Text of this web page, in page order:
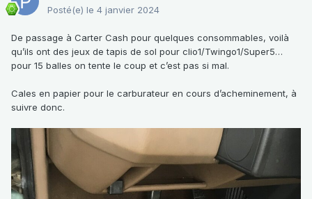
Posté(e) le 4 janvier 2024
De passage à Carter Cash pour quelques consommables, voilà
qu’ils ont des jeux de tapis de sol pour clio1/Twingo1/Super5…
pour 15 balles on tente le coup et c’est pas si mal.
Cales en papier pour le carburateur en cours d’acheminement, à
suivre donc.